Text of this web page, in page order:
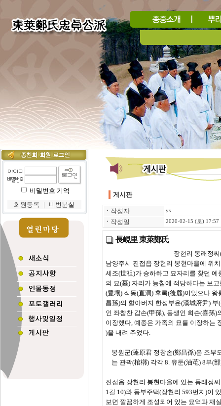
비밀번호 기억
회원등록
비번분실
게시판
ㆍ 작성자 ys
ㆍ 작성일 2020-02-15 (토) 17:57
長峴里 東萊鄭氏
장현리 동래정씨(東
남양주시 진접읍 장현리 봉현마을에 위
세조(世祖)가 승하하고 묘자리를 찾던
의 묘(墓) 자리가 능침에 적당하다는 보
(豊壤) 직동(直洞) 후록(後麓)이었으나
昌孫)의 할아버지 한성부윤(漢城府尹)
인 좌참찬 갑손(甲孫), 동생인 희손(喜孫
이장했다, 예종은 가족의 묘를 이장하는
)을 내려 주었다.
봉원군(蓬原君 정창손(鄭昌孫)은 조부
는 관곽(棺槨) 각각 8. 유둔(油芚) 8부(
진접읍 장현리 봉현마을에 있는 동래정
1길 10)와 동부주택(장현리 593번지)이
보면 깔끔하게 조성되어 있는 묘역과 재